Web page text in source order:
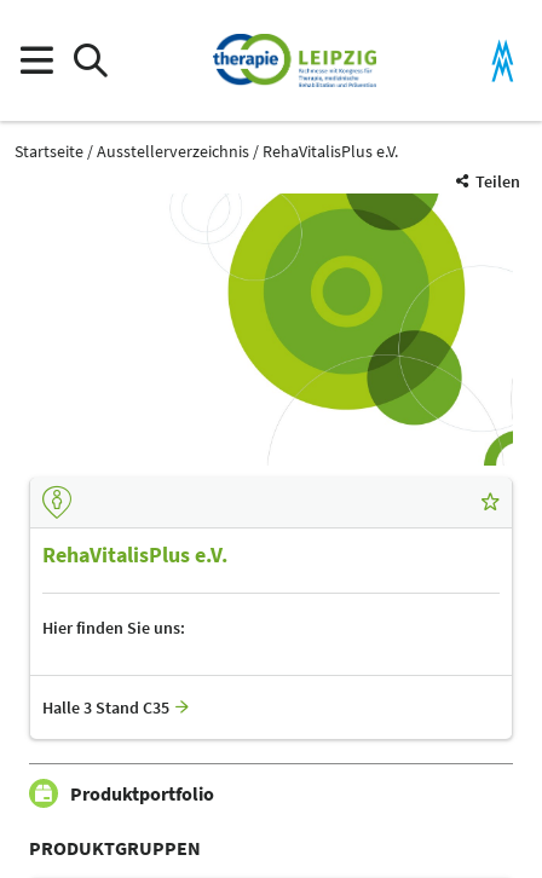
Startseite Ausstellerverzeichnis
RehaVitalisPlus e.V.
Teilen
RehaVitalisPlus e.V.
Hier finden Sie uns:
Halle 3 Stand C35
Produktportfolio
PRODUKTGRUPPEN